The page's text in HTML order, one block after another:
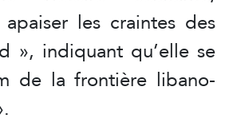
les craintes des
», indiquant qu’elle se
de la frontière libano-